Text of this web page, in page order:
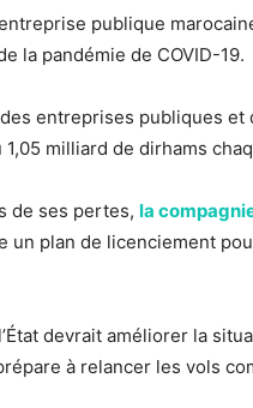
publique
la pandémie de COVID-19.
entreprises publiques et
1,05 milliard de dirhams
de ses pertes, la
un plan de licenciement
devrait améliorer la
à relancer les vols